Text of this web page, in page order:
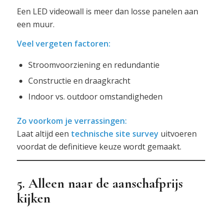
Een LED videowall is meer dan losse panelen aan
een muur.
Veel vergeten factoren:
Stroomvoorziening en redundantie
Constructie en draagkracht
Indoor vs. outdoor omstandigheden
Zo voorkom je verrassingen:
Laat altijd een technische site survey uitvoeren
voordat de definitieve keuze wordt gemaakt.
5. Alleen naar de aanschafprijs
kijken